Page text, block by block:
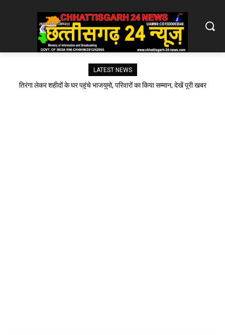
LATEST NEWS
तिरंगा लेकर शहीदों के घर पहुंचे भाजयुमो, परिवारों का किया सम्मान; देखें पूरी खबर